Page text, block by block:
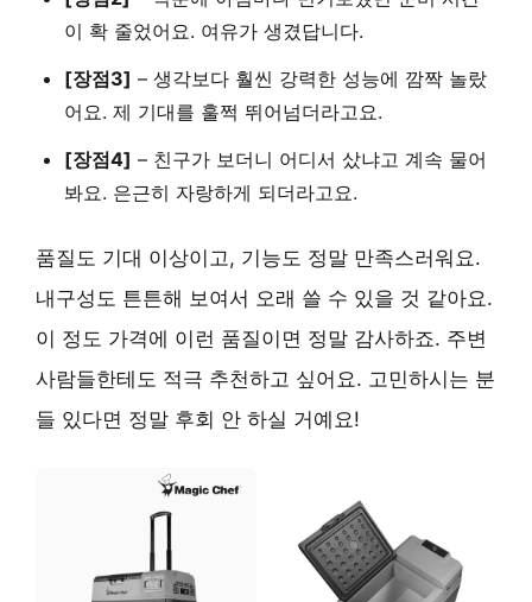
이 확 줄었어요. 여유가 생겼답니다.
[장점3] – 생각보다 훨씬 강력한 성능에 깜짝 놀랐
어요. 제 기대를 훌쩍 뛰어넘더라고요.
[장점4] – 친구가 보더니 어디서 샀냐고 계속 물어
봐요. 은근히 자랑하게 되더라고요.
품질도 기대 이상이고, 기능도 정말 만족스러워요.
내구성도 튼튼해 보여서 오래 쓸 수 있을 것 같아요.
이 정도 가격에 이런 품질이면 정말 감사하죠. 주변
사람들한테도 적극 추천하고 싶어요. 고민하시는 분
들 있다면 정말 후회 안 하실 거예요!